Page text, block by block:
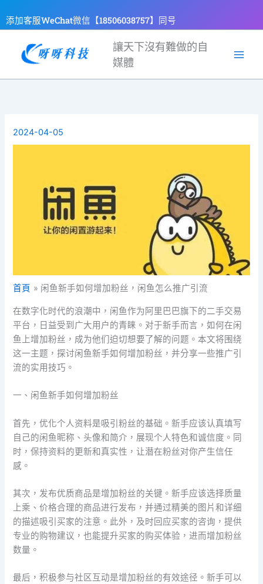
至
容
添加客服WeChat微信【18506038757】同号
讓天下沒有難做的自
媒體
2024-04-05
首頁 闲鱼新手如何增加粉丝，闲鱼怎么推广引流
在数字化时代的浪潮中，闲鱼作为阿里巴巴旗下的二手交易
平台，日益受到广大用户的青睐。对于新手而言，如何在闲
鱼上增加粉丝，成为他们迫切想要了解的问题。本文将围绕
这一主题，探讨闲鱼新手如何增加粉丝，并分享一些推广引
流的实用技巧。
一、闲鱼新手如何增加粉丝
首先，优化个人资料是吸引粉丝的基础。新手应该认真填写
自己的闲鱼昵称、头像和简介，展现个人特色和诚信度。同
时，保持资料的更新和真实性，让潜在粉丝对你产生信任
感。
其次，发布优质商品是增加粉丝的关键。新手应该选择质量
上乘、价格合理的商品进行发布，并通过精美的图片和详细
的描述吸引买家的注意。此外，及时回应买家的咨询，提供
专业的购物建议，也能提升买家的购买体验，进而增加粉丝
数量。
最后，积极参与社区互动是增加粉丝的有效途径。新手可以